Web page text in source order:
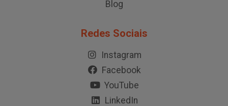
Blog
Redes Sociais
Instagram
Facebook
YouTube
LinkedIn